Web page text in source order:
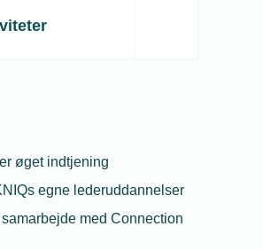
øget indtjening
egne lederuddannelser
med Connection